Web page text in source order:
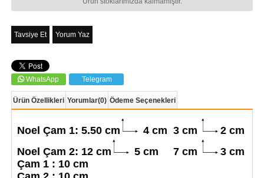
Tavsiye Et Yorum Yaz
WhatsApp Telegram
Ürün Özellikleri Yorumlar(0) Ödeme Seçenekleri
Noel Çam 1: 5.50 cm 4 cm 3 cm
2 cm
Noel Çam 2: 12 cm
5 cm 7 cm
3 cm
Çam 1 : 10 cm